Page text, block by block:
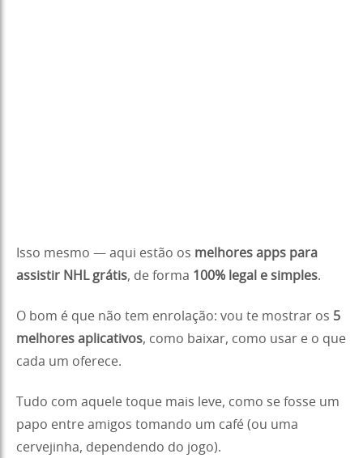
Isso mesmo — aqui estão os melhores apps para
assistir NHL grátis, de forma 100% legal e simples.
O bom é que não tem enrolação: vou te mostrar os 5
melhores aplicativos, como baixar, como usar e o que
cada um oferece.
Tudo com aquele toque mais leve, como se fosse um
papo entre amigos tomando um café (ou uma
cervejinha, dependendo do jogo).